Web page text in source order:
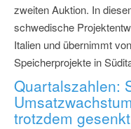
zweiten Auktion. In
schwedische
Italien und übernimmt
Speicherprojekte in
Quartalszahlen:
trotzdem